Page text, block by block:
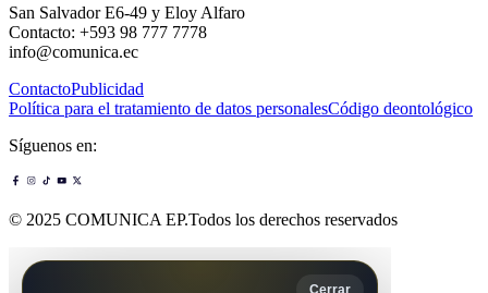
San Salvador E6-49 y Eloy Alfaro
Contacto: +593 98 777 7778
info@comunica.ec
ContactoPublicidad
Política para el tratamiento de datos personalesCódigo deontológico
Síguenos en:
© 2025 COMUNICA EP.Todos los derechos reservados
Cerrar